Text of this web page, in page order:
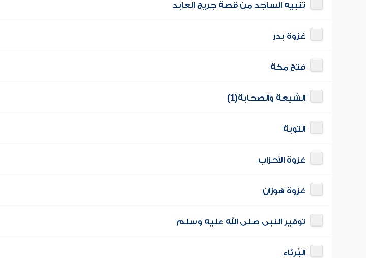
تنبيه الساجد من قصة جريج العابد
غزوة بدر
فتح مكة
الشيعة والصحابة(1)
التوبة
غزوة الأحزاب
غزوة هوزان
توقير النبى صلى الله عليه وسلم
البُرئاء